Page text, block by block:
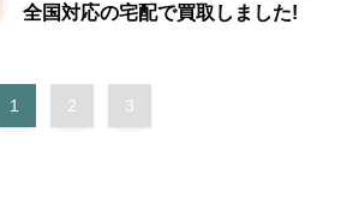
全国対応の宅配で買取しました!
1 2 3